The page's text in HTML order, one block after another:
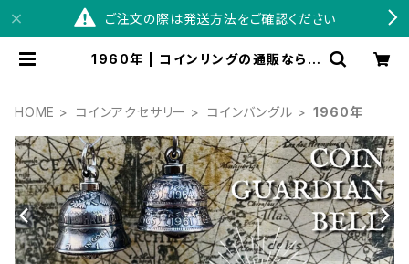
ご注文の際は発送方法をご確認ください
1960年 | コインリングの通販ならS
HOME コインアクセサリー コインバングル 1960年